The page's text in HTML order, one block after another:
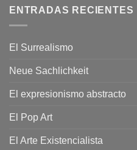
ENTRADAS RECIENTES
El Surrealismo
Neue Sachlichkeit
El expresionismo abstracto
El Pop Art
El Arte Existencialista